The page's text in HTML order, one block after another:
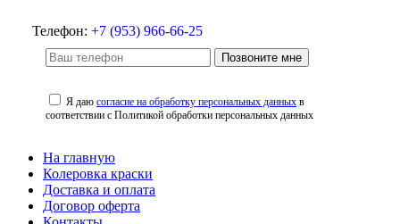
Телефон: +7 (953) 966-66-25
Позвоните мне
Я даюсогласие на обработку персональных данных в
соответствии с Политикой обработки персональных данных
На главную
Колеровка краски
Доставка и оплата
Договор оферта